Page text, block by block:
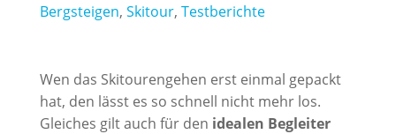
Bergsteigen, Skitour, Testberichte
Wen das Skitourengehen erst einmal gepackt
hat, den lässt es so schnell nicht mehr los.
Gleiches gilt auch für den idealen Begleiter